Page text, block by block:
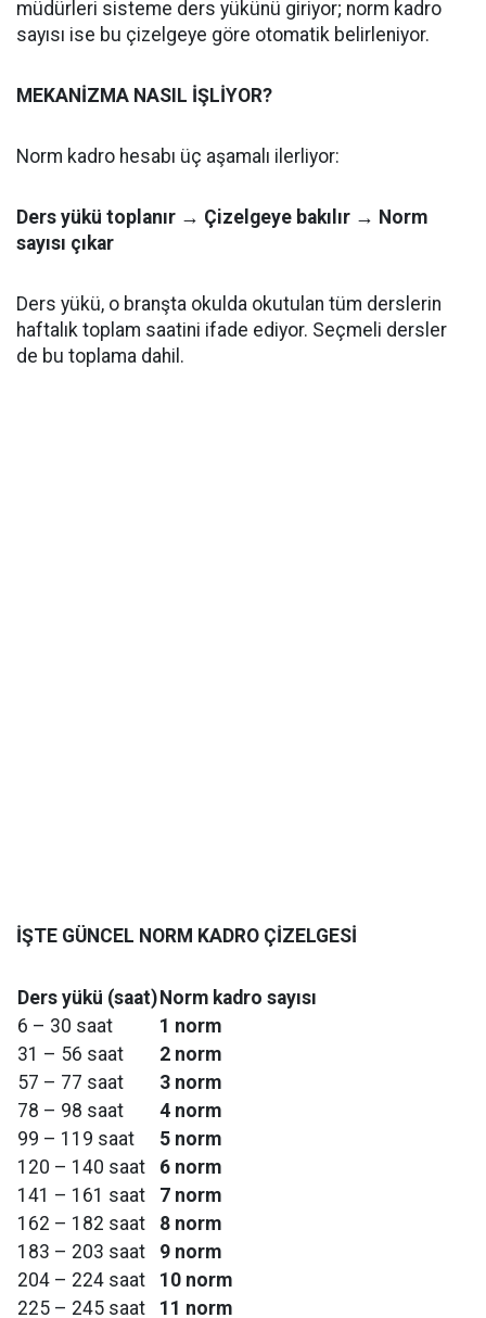
müdürleri sisteme ders yükünü giriyor; norm kadro
sayısı ise bu çizelgeye göre otomatik belirleniyor.
MEKANİZMA NASIL İŞLİYOR?
Norm kadro hesabı üç aşamalı ilerliyor:
Ders yükü toplanır → Çizelgeye bakılır → Norm
sayısı çıkar
Ders yükü, o branşta okulda okutulan tüm derslerin
haftalık toplam saatini ifade ediyor. Seçmeli dersler
de bu toplama dahil.
İŞTE GÜNCEL NORM KADRO ÇİZELGESİ
Ders yükü (saat) Norm kadro sayısı
6 – 30 saat
1 norm
31 – 56 saat
2 norm
57 – 77 saat
3 norm
78 – 98 saat
4 norm
99 – 119 saat
5 norm
120 – 140 saat
6 norm
141 – 161 saat
7 norm
162 – 182 saat
8 norm
183 – 203 saat
9 norm
204 – 224 saat
10 norm
225 – 245 saat
11 norm